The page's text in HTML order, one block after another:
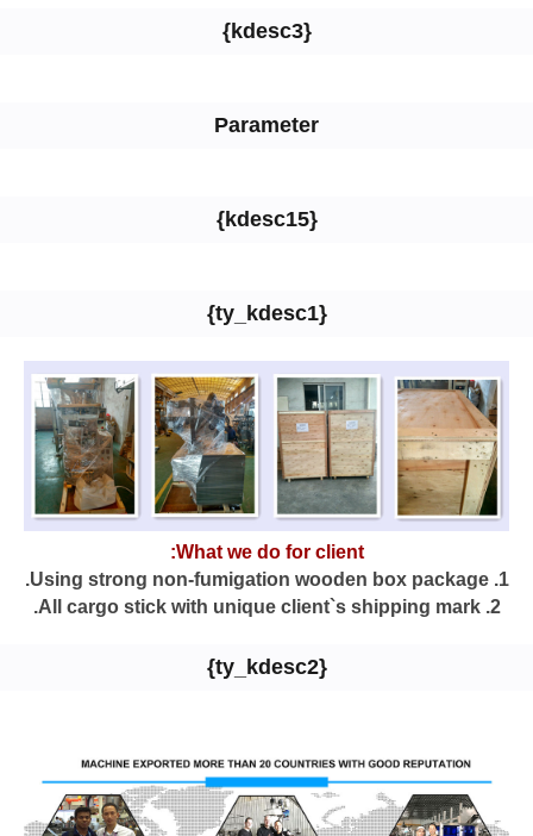
{kdesc3}
Parameter
{kdesc15}
{ty_kdesc1}
What we do for client:
1. Using strong non-fumigation wooden box package.
2. All cargo stick with unique client`s shipping mark.
{ty_kdesc2}